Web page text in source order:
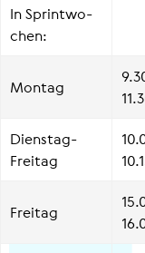
In Sprint­wo­
chen:
Montag
Dienstag-
Freitag
Freitag